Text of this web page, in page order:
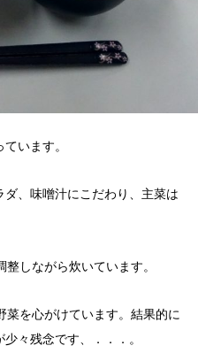
います。
、味噌汁にこだわり、主菜は
しながら炊いています。
を心がけています。結果的に
々残念です、．．．。